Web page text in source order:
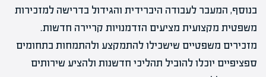
בנוסף, המעבר לעבודה היברידית והגידול בדרישה למזכירות
משפטית מקצועית מציעים הזדמנויות קריירה חדשות.
מזכירים משפטיים שישכילו להתמקצע ולהתמחות בתחומים
ספציפיים יוכלו להוביל תהליכי חדשנות ולהציע שירותים